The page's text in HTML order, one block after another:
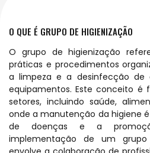
O QUE É GRUPO DE HIGIENIZAÇÃO
O grupo de higienização
práticas e procedimentos
a limpeza e a desinfecção de
equipamentos. Este conceito é
setores, incluindo saúde,
onde a manutenção da higiene
de doenças e a
implementação de um